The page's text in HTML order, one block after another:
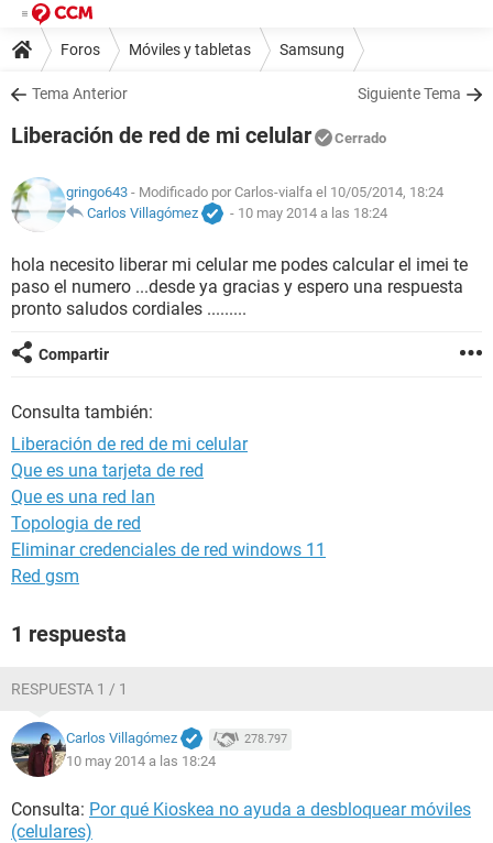
Foros Móviles y tabletas Samsung
Tema Anterior Siguiente Tema
Liberación de red de mi celular Cerrado
gringo643 - Modificado por Carlos-vialfa el 10/05/2014, 18:24
Carlos Villagómez
- 10 may 2014 a las 18:24
hola necesito liberar mi celular me podes calcular el imei te
paso el numero ...desde ya gracias y espero una respuesta
pronto saludos cordiales .........
Compartir
Consulta también:
Liberación de red de mi celular
Que es una tarjeta de red
Que es una red lan
Topologia de red
Eliminar credenciales de red windows 11
Red gsm
1 respuesta
RESPUESTA 1 / 1
Carlos Villagómez 278.797
10 may 2014 a las 18:24
Consulta: Por qué Kioskea no ayuda a desbloquear móviles
(celulares)